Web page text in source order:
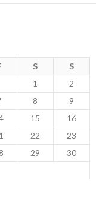
S
S
1
2
8
9
15
16
22
23
29
30